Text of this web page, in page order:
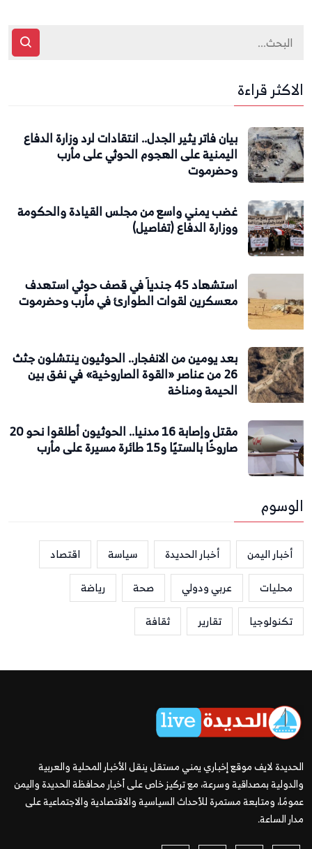
الاكثر قراءة
بيان فاتر يثير الجدل.. انتقادات لرد وزارة الدفاع
اليمنية على الهجوم الحوثي على مأرب
وحضرموت
غضب يمني واسع من مجلس القيادة والحكومة
ووزارة الدفاع (تفاصيل)
استشهاد 45 جندياً في قصف حوثي استهدف
معسكرين لقوات الطوارئ في مأرب وحضرموت
بعد يومين من الانفجار.. الحوثيون ينتشلون جثث
26 من عناصر «القوة الصاروخية» في نفق بين
الحيمة ومناخة
مقتل وإصابة 16 مدنيا.. الحوثيون أطلقوا نحو 20
صاروخًا بالستيًا و15 طائرة مسيرة على مأرب
الوسوم
أخبار اليمن أخبار الحديدة سياسة
اقتصاد
محليات
عربي ودولي صحة
رياضة
تكنولوجيا
تقارير ثقافة
الحديدة لايف موقع إخباري يمني مستقل ينقل الأخبار المحلية والعربية
والدولية بمصداقية وسرعة، مع تركيز خاص على أخبار محافظة الحديدة واليمن
عمومًا، ومتابعة مستمرة للأحداث السياسية والاقتصادية والاجتماعية على
مدار الساعة.